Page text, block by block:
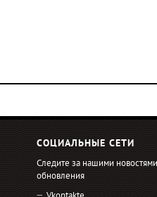
СОЦИАЛЬНЫЕ СЕТИ
Следите за нашими
обновления